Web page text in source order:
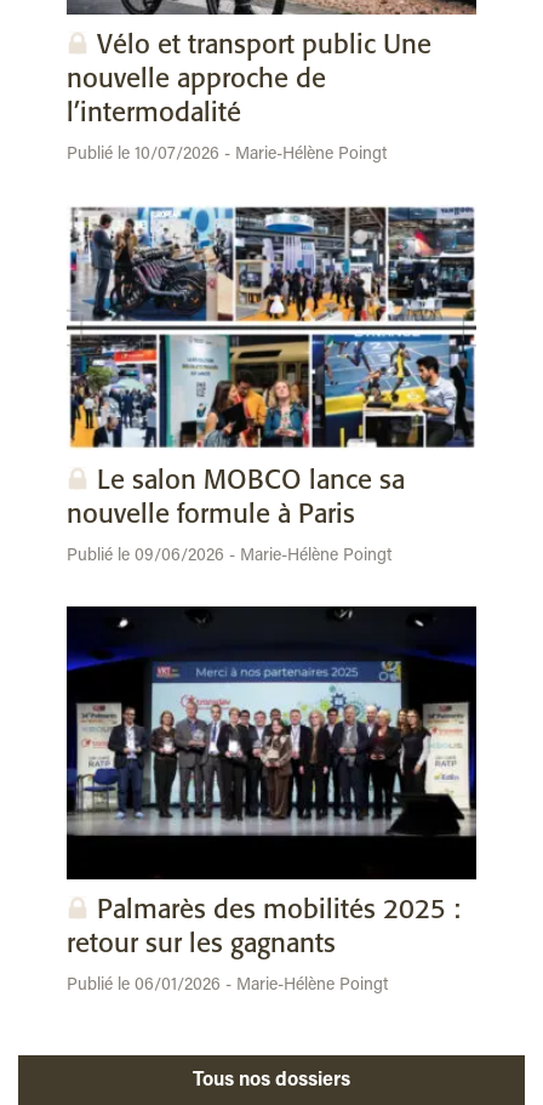
Vélo et transport public Une
nouvelle approche de
l’intermodalité
Publié le 10/07/2026 - Marie-Hélène Poingt
Le salon MOBCO lance sa
nouvelle formule à Paris
Publié le 09/06/2026 - Marie-Hélène Poingt
Palmarès des mobilités 2025 :
retour sur les gagnants
Publié le 06/01/2026 - Marie-Hélène Poingt
Tous nos dossiers